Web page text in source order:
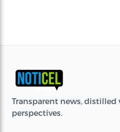
Transparent news, distilled
perspectives.